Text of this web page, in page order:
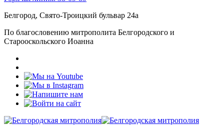
Белгород, Свято-Троицкий бульвар 24а
По благословению митрополита Белгородского и
Старооскольского Иоанна